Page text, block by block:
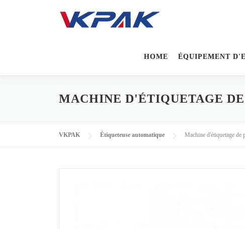
HOME ÉQUIPEMENT
MACHINE D'ÉTIQUETAGE
VKPAK Étiqueteuse automatique Machine d'étiquetage de